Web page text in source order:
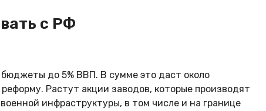
с РФ
до 5% ВВП. В сумме это даст около
Растут акции заводов, которые производят
инфраструктуры, в том числе и на границе